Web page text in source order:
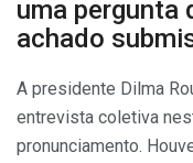
uma pergunta
achado
A presidente Dilma
entrevista coletiva
pronunciamento.